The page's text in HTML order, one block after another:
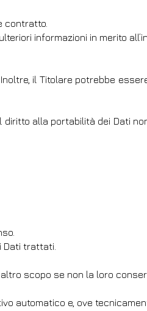
contratto.
informazioni in merito
il Titolare potrebbe
diritto alla portabilità dei Dati
Dati trattati.
scopo se non la loro
automatico e, ove